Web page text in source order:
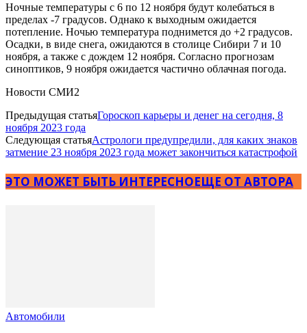
Ночные температуры с 6 по 12 ноября будут колебаться в
пределах -7 градусов. Однако к выходным ожидается
потепление. Ночью температура поднимется до +2 градусов.
Осадки, в виде снега, ожидаются в столице Сибири 7 и 10
ноября, а также с дождем 12 ноября. Согласно прогнозам
синоптиков, 9 ноября ожидается частично облачная погода.
Новости СМИ2
Предыдущая статьяГороскоп карьеры и денег на сегодня, 8
ноября 2023 года
Следующая статьяАстрологи предупредили, для каких знаков
затмение 23 ноября 2023 года может закончиться катастрофой
ЭТО МОЖЕТ БЫТЬ ИНТЕРЕСНОЕЩЕ ОТ АВТОРА
Автомобили